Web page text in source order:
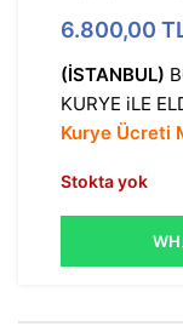
6.800,00
(İSTANBUL)
KURYE iLE
Kurye Ücreti
Stokta yok